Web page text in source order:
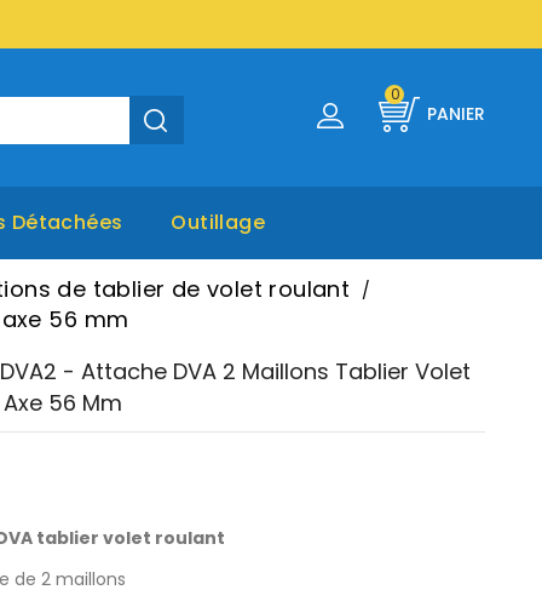
PANIER
0
Détachées Outillage
de tablier de volet roulant
56 mm
- Attache DVA 2 Maillons Tablier Volet
56 Mm
tablier volet roulant
de 2 maillons